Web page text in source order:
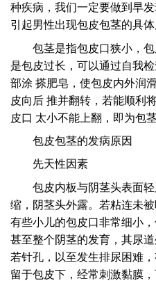
种疾病，我们一定要做到早
引起男性出现包皮包茎的具
包茎是指包皮口狭小，包
是包皮过长，可以通过自我
部涂 搽肥皂，使包皮内外润
皮向后 推并翻转，若能顺利
皮口 太小不能上翻，即为包茎
包皮包茎的发病原因
先天性因素
包皮内板与阴茎头表面轻
缩，阴茎头外露。若粘连未
有些小儿的包皮口非常细小
甚至整个阴茎的发育，其尿
若针孔，以至发生排尿困难
留于包皮下，经常刺激黏膜